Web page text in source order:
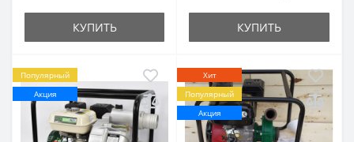
КУПИТЬ КУПИТЬ
Популярный
Акция
Хит
Популярный
Акция